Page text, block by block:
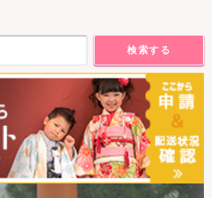
検索する